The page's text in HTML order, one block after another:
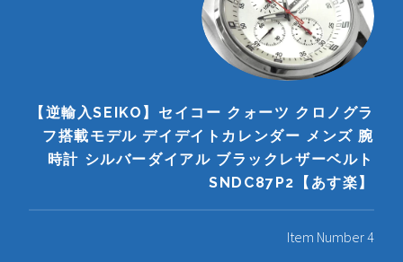
【逆輸入SEIKO】セイコー クォーツ クロノグラ
フ搭載モデル デイデイトカレンダー メンズ 腕
時計 シルバーダイアル ブラックレザーベルト
SNDC87P2【あす楽】
Item Number 4